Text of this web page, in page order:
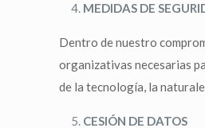
MEDIDAS DE
Dentro de nuestro
organizativas necesarias
de la tecnología, la
CESIÓN DE DATOS